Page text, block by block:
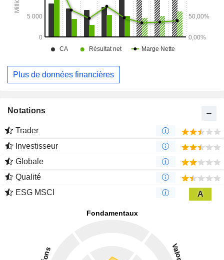
Plus de données financières
Notations
Trader
Investisseur
Globale
Qualité
ESG MSCI
A